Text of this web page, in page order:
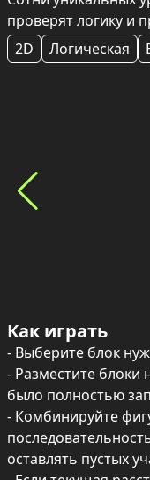
проверят логику и
2D
Логическая
Как играть
- Выберите блок
- Разместите блоки
было полностью
- Комбинируйте
оставлять пустых